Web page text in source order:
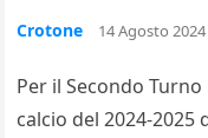
Crotone 14 Agosto 2024
Per il Secondo
calcio del 2024-2025